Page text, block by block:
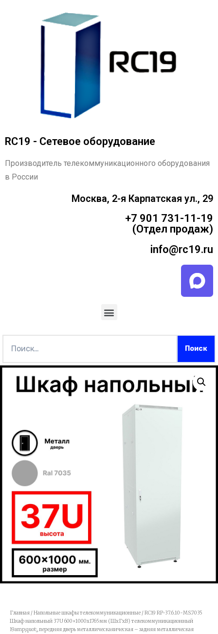
RC19 - Сетевое оборудование
Производитель телекоммуникационного оборудования
в России
Москва, 2-я Карпатская ул., 29
+7 901 731-11-19
(Отдел продаж)
info@rc19.ru
Главная /Напольные шкафы телекоммуникационные / RC19 RP-37.6.10-МS.7035
Шкаф напольный 37U 600×1000х1765мм (ШхГхВ) телекоммуникационный
19amp;quot;, передняя дверь металлическаяическая – задняя металлическая